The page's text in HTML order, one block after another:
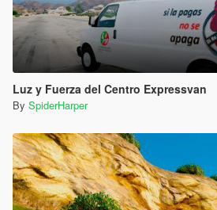
Luz y Fuerza del Centro Expressvan
By SpiderHarper